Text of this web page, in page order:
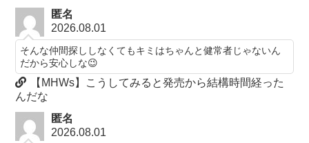
匿名
2026.08.01
そんな仲間探ししなくてもキミはちゃんと健常者じゃないん
だから安心しな😉
【MHWs】こうしてみると発売から結構時間経った
んだな
匿名
2026.08.01